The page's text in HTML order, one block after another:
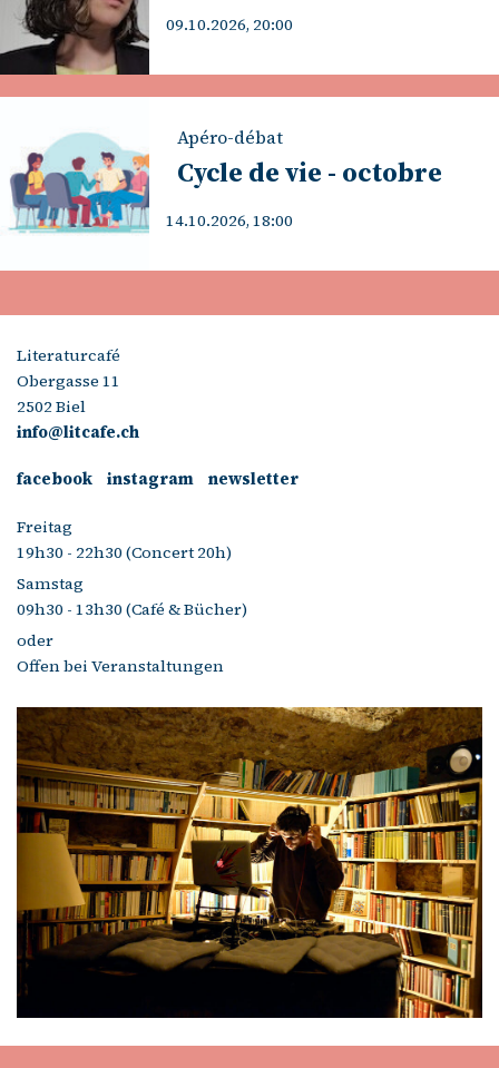
09.10.2026, 20:00
Apéro-débat
Cycle de vie - octobre
14.10.2026, 18:00
Literaturcafé
Obergasse 11
2502 Biel
info@litcafe.ch
facebook instagram newsletter
Freitag
19h30 - 22h30 (Concert 20h)
Samstag
09h30 - 13h30 (Café & Bücher)
oder
Offen bei Veranstaltungen